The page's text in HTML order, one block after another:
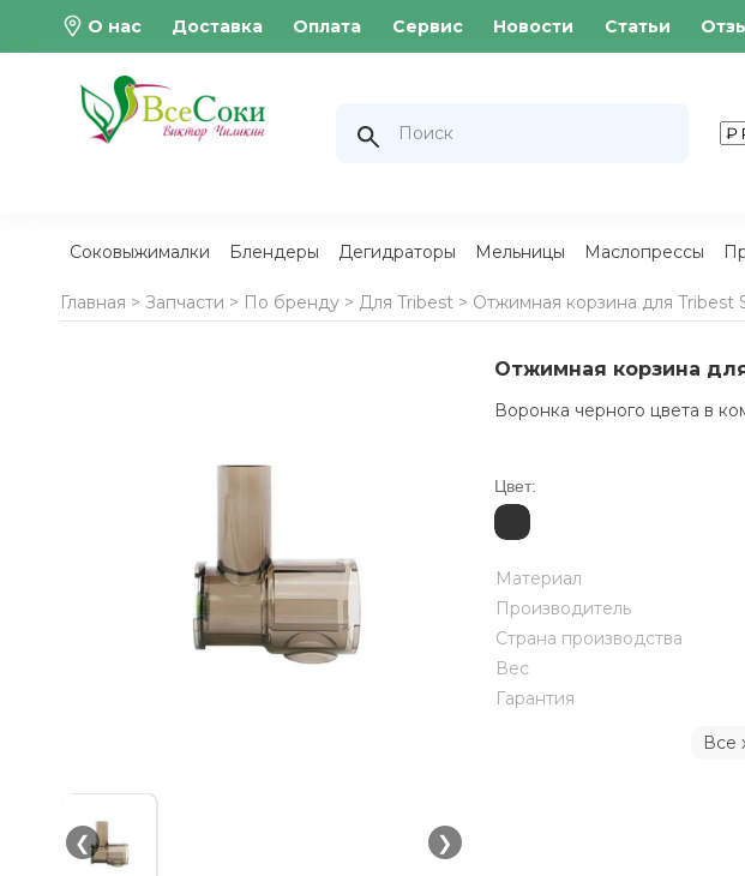
О нас Доставка Оплата Сервис Новости Статьи
Соковыжималки Блендеры Дегидраторы Мельницы Маслопрессы
Главная > Запчасти > По бренду> Для Tribest> Отжимная корзина для Tribest
❮ ❯
Отжимная корзина
Воронка черного цвета в
Цвет:
Материал
Производитель
Страна производства
Вес
Гарантия
Все